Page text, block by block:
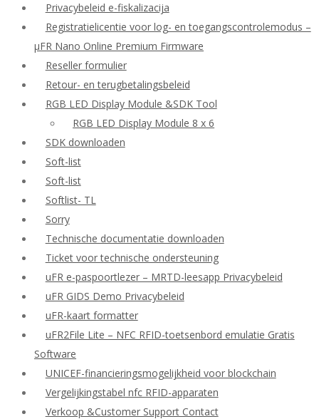
Privacybeleid e-fiskalizacija
Registratielicentie voor log- en toegangscontrolemodus –
μFR Nano Online Premium Firmware
Reseller formulier
Retour- en terugbetalingsbeleid
RGB LED Display Module &SDK Tool
RGB LED Display Module 8 x 6
SDK downloaden
Soft-list
Soft-list
Softlist- TL
Sorry
Technische documentatie downloaden
Ticket voor technische ondersteuning
uFR e-paspoortlezer – MRTD-leesapp Privacybeleid
uFR GIDS Demo Privacybeleid
uFR-kaart formatter
uFR2File Lite – NFC RFID-toetsenbord emulatie Gratis
Software
UNICEF-financieringsmogelijkheid voor blockchain
Vergelijkingstabel nfc RFID-apparaten
Verkoop &Customer Support Contact